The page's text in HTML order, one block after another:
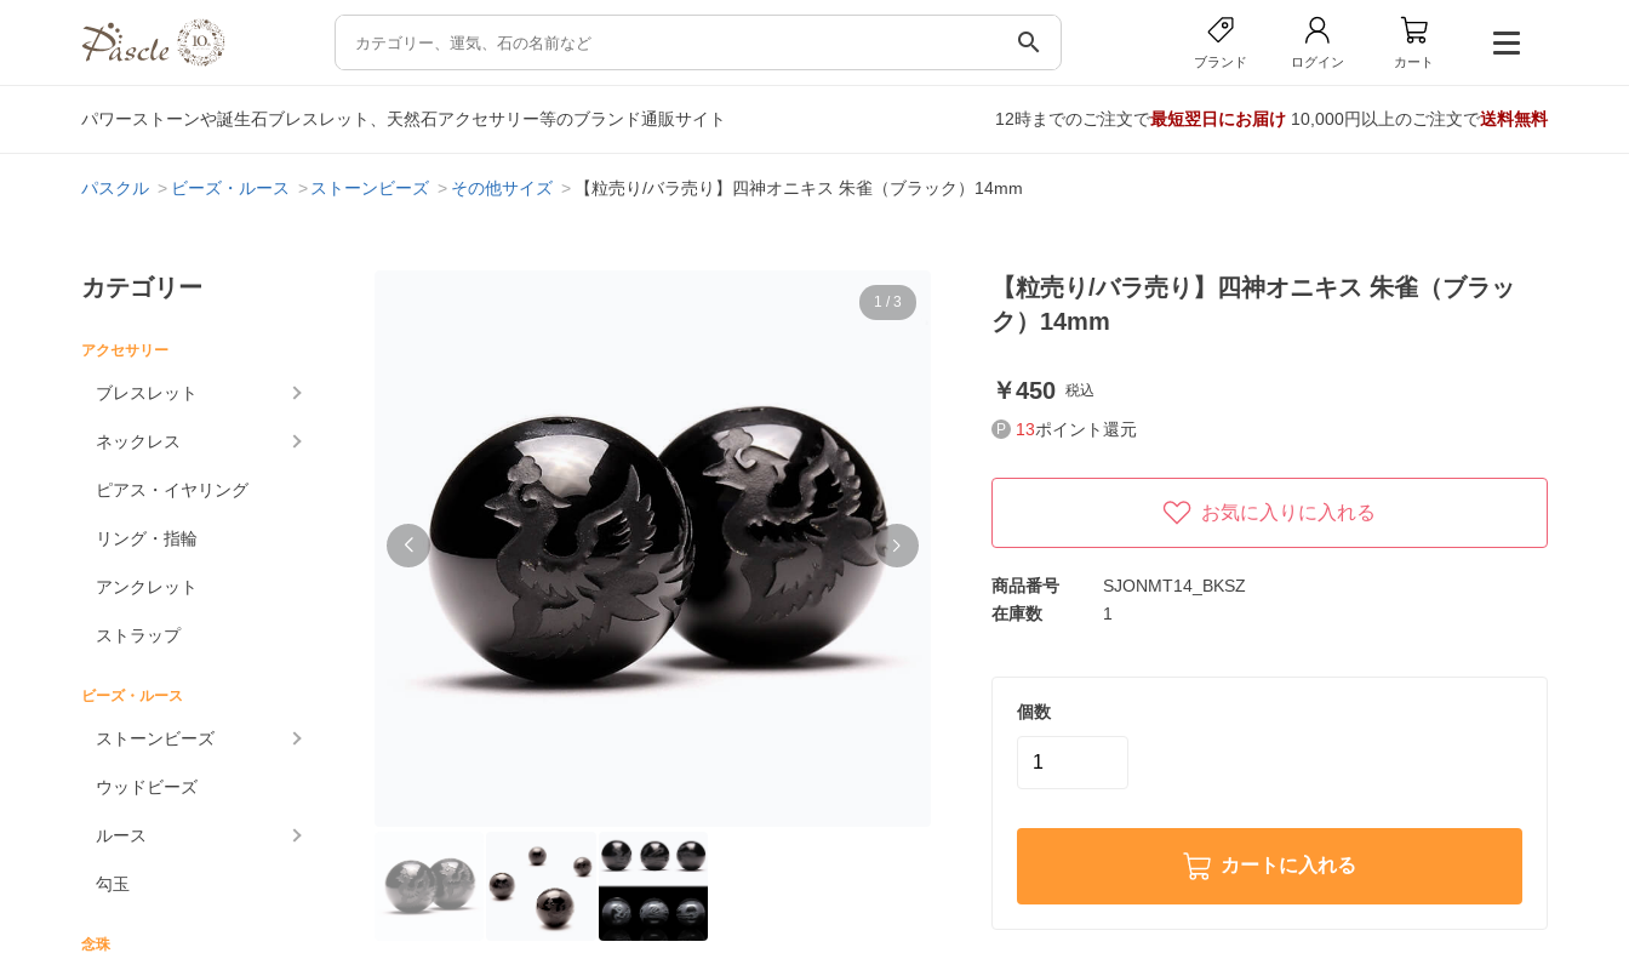
search
ブランド ログイン カート
パワーストーンや誕生石ブレスレット、天然石アクセサリー等のブランド通販サイト 12時までのご注文で最短翌日にお届け10,000円以上のご注文で送料無料
パスクル ビーズ・ルース ストーンビーズ その他サイズ 【粒売り/バラ売り】四神オニキス 朱雀（ブラック）14mm
カテゴリー
アクセサリー
ブレスレット
ネックレス
ピアス・イヤリング
リング・指輪
アンクレット
ストラップ
ビーズ・ルース
ストーンビーズ
ウッドビーズ
ルース
勾玉
念珠
1 / 3
【粒売り/バラ売り】四神オニキス 朱雀（ブラッ
ク）14mm
450 税込
13ポイント還元
お気に入りに入れる
商品番号
SJONMT14_BKSZ
在庫数
1
個数
カートに入れる